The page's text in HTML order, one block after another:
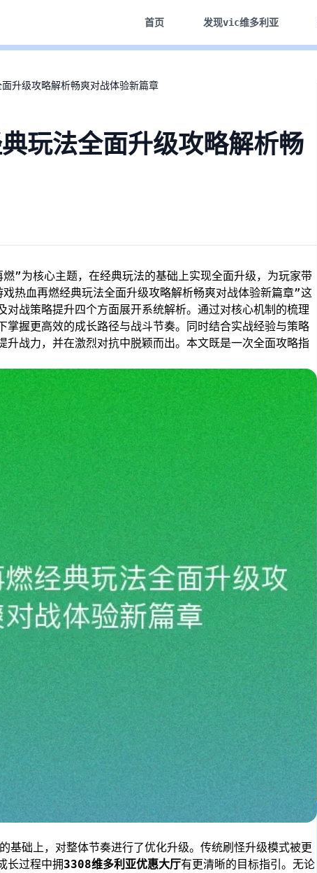
首页 发现vic维多利亚
升级攻略解析畅爽对战体验新篇章
玩法全面升级攻略解析畅
”为核心主题，在经典玩法的基础上实现全面升级，为玩家带
热血再燃经典玩法全面升级攻略解析畅爽对战体验新篇章”这
战策略提升四个方面展开系统解析。通过对核心机制的梳理
握更高效的成长路径与战斗节奏。同时结合实战经验与策略
战力，并在激烈对抗中脱颖而出。本文既是一次全面攻略指
基础上，对整体节奏进行了优化升级。传统刷怪升级模式被更
长过程中拥3308维多利亚优惠大厅有更清晰的目标指引。无论